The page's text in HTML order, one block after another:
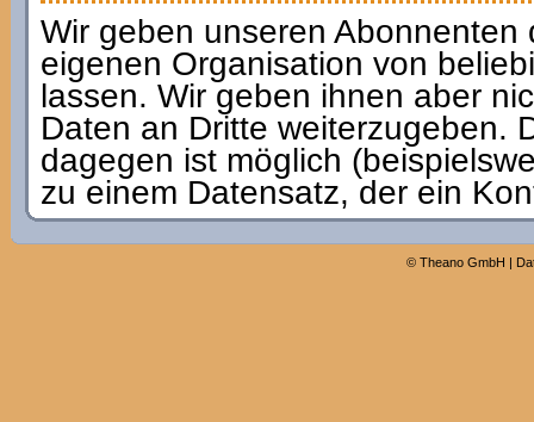
Wir geben unseren
eigenen Organisation von
lassen. Wir geben ihnen aber
Daten an Dritte weiterzugeben.
dagegen ist möglich
zu einem Datensatz, der ein
© Theano GmbH |